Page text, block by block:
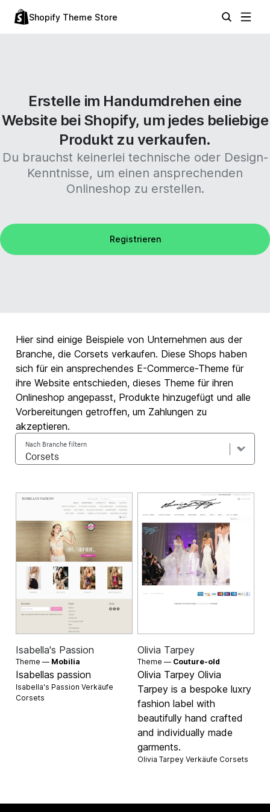
Shopify Theme Store
Erstelle im Handumdrehen eine
Website bei Shopify, um jedes beliebige
Produkt zu verkaufen.
Du brauchst keinerlei technische oder Design-
Kenntnisse, um einen ansprechenden
Onlineshop zu erstellen.
Registrieren
Hier sind einige Beispiele von Unternehmen aus der
Branche, die Corsets verkaufen. Diese Shops haben
sich für ein ansprechendes E-Commerce-Theme für
ihre Website entschieden, dieses Theme für ihren
Onlineshop angepasst, Produkte hinzugefügt und alle
Vorbereitungen getroffen, um Zahlungen zu
akzeptieren.
Nach Branche filtern
Isabella's Passion
Theme — Mobilia
Isabellas passion
Isabella's Passion Verkäufe
Corsets
Olivia Tarpey
Theme — Couture-old
Olivia Tarpey Olivia
Tarpey is a bespoke luxry
fashion label with
beautifully hand crafted
and individually made
garments.
Olivia Tarpey Verkäufe Corsets